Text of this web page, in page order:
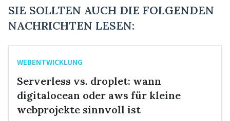
SIE SOLLTEN AUCH DIE FOLGENDEN
NACHRICHTEN LESEN:
WEBENTWICKLUNG
Serverless vs. droplet: wann
digitalocean oder aws für kleine
webprojekte sinnvoll ist